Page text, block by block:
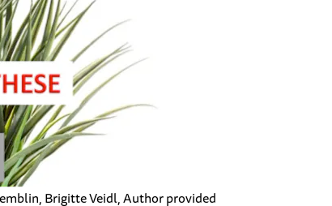
Brigitte Veidl,Author provided